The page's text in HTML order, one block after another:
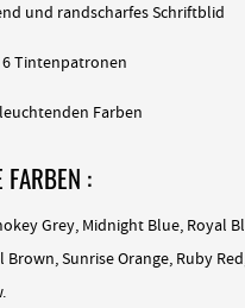
und randscharfes Schriftblid
Tintenpatronen
Farben
FARBEN :
Grey, Midnight Blue, Royal
Brown, Sunrise Orange, Ruby